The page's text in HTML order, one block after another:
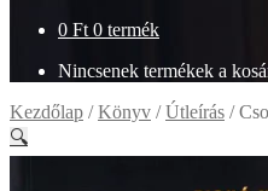
0 Ft 0 termék
Nincsenek termékek a
Kezdőlap /Könyv /Útleírás /
🔍